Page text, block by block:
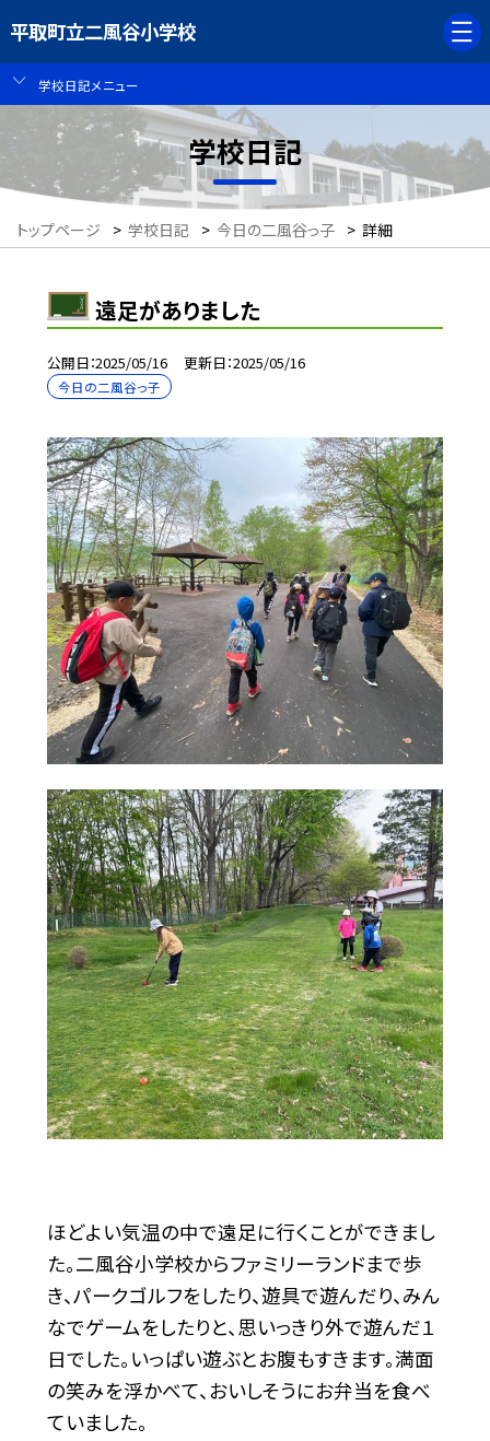
平取町立二風谷小学校
学校日記メニュー
学校日記
トップページ > 学校日記 > 今日の二風谷っ子 > 詳細
遠足がありました
公開日 2025/05/16 更新日 2025/05/16
今日の二風谷っ子
ほどよい気温の中で遠足に行くことができまし
た。二風谷小学校からファミリーランドまで歩
き、パークゴルフをしたり、遊具で遊んだり、みん
なでゲームをしたりと、思いっきり外で遊んだ１
日でした。いっぱい遊ぶとお腹もすきます。満面
の笑みを浮かべて、おいしそうにお弁当を食べ
ていました。